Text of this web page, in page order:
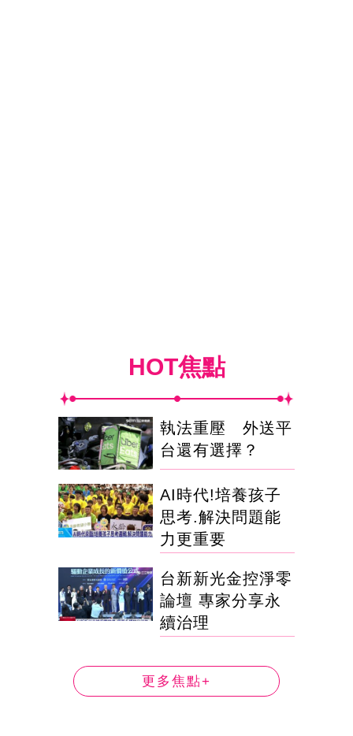
HOT焦點
執法重壓 外送平
台還有選擇？
AI時代!培養孩子
思考.解決問題能
力更重要
台新新光金控淨零
論壇 專家分享永
續治理
更多焦點+